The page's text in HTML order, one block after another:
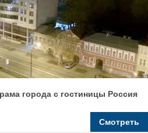
города с гостиницы Россия
Смотреть